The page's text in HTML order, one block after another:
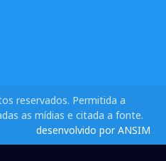
reservados. Permitida a
as mídias e citada a fonte.
desenvolvido por ANSIM